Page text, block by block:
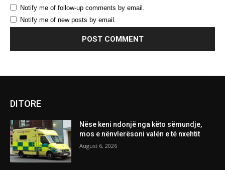
Notify me of follow-up comments by email.
Notify me of new posts by email.
DITORE
Nëse keni ndonjë nga këto sëmundje,
mos e nënvlerësoni valën e të nxehtit
August 6, 2026